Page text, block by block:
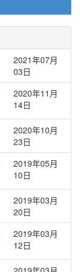
2021年07月
03日
2020年11月
14日
2020年10月
23日
2019年05月
10日
2019年03月
20日
2019年03月
12日